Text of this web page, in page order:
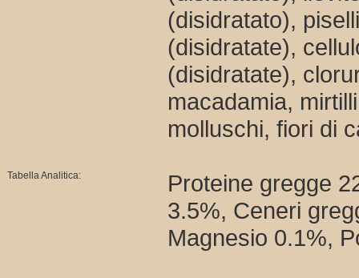
(disidratato),
(disidratate),
(disidratate),
macadamia,
molluschi, fiori di
Tabella Analitica:
Proteine gregge
3.5%, Ceneri
Magnesio 0.1%,